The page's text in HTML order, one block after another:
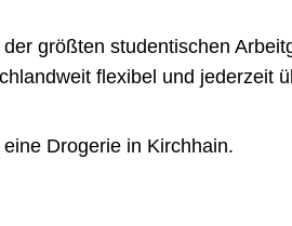
größten studentischen
flexibel und jederzeit
Drogerie in Kirchhain.